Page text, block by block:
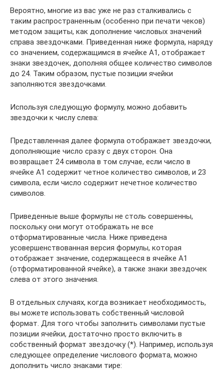
Вероятно, многие из вас уже не раз сталкивались с
таким распространенным (особенно при печати чеков)
методом защиты, как дополнение числовых значений
справа звездочками. Приведенная ниже формула, наряду
со значением, содержащимся в ячейке А1, отображает
знаки звездочек, дополняя общее количество символов
до 24. Таким образом, пустые позиции ячейки
заполняются звездочками.
Используя следующую формулу, можно добавить
звездочки к числу слева:
Представленная далее формула отображает звездочки,
дополняющие число сразу с двух сторон. Она
возвращает 24 символа в том случае, если число в
ячейке А1 содержит четное количество символов, и 23
символа, если число содержит нечетное количество
символов.
Приведенные выше формулы не столь совершенны,
поскольку они могут отображать не все
отформатированные числа. Ниже приведена
усовершенствованная версия формулы, которая
отображает значение, содержащееся в ячейке А1
(отформатированной ячейке), а также знаки звездочек
слева от этого значения.
В отдельных случаях, когда возникает необходимость,
вы можете использовать собственный числовой
формат. Для того чтобы заполнить символами пустые
позиции ячейки, достаточно просто включить в
собственный формат звездочку (*). Например, используя
следующее определение числового формата, можно
дополнить число знаками тире: